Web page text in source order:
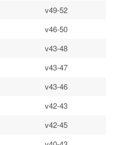
v49-52
v46-50
v43-48
v43-47
v43-46
v42-43
v42-45